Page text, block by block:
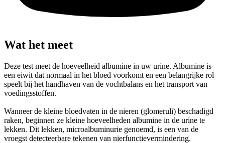
Wat het meet
Deze test meet de hoeveelheid albumine in uw urine. Albumine is
een eiwit dat normaal in het bloed voorkomt en een belangrijke rol
speelt bij het handhaven van de vochtbalans en het transport van
voedingsstoffen.
Wanneer de kleine bloedvaten in de nieren (glomeruli) beschadigd
raken, beginnen ze kleine hoeveelheden albumine in de urine te
lekken. Dit lekken, microalbuminurie genoemd, is een van de
vroegst detecteerbare tekenen van nierfunctievermindering.